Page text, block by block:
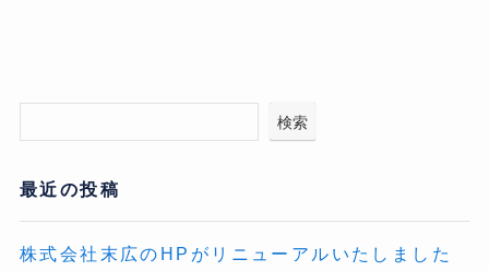
検索
最近の投稿
株式会社末広のHPがリニューアルいたしました